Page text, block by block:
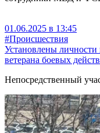
01.06.2025 в 13:45
#Происшествия
Установлены
ветерана боевых
Непосредственный